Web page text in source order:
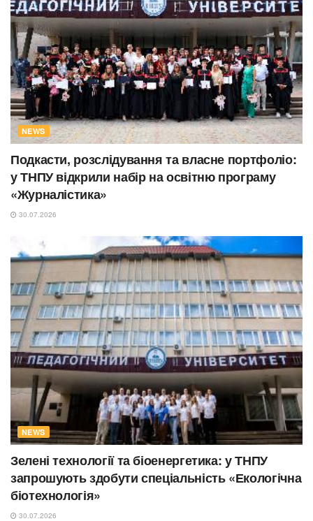
NEWS
Подкасти, розслідування та власне портфоліо:
у ТНПУ відкрили набір на освітню програму
«Журналістика»
30.07.2026
NEWS
Зелені технології та біоенергетика: у ТНПУ
запрошують здобути спеціальність «Екологічна
біотехнологія»
30.07.2026